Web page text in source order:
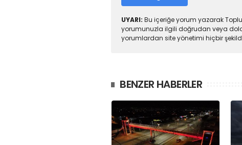
UYARI: Bu içeriğe yorum yazarak
yorumunuzla ilgili doğrudan veya
yorumlardan site yönetimi hiçbir
BENZER HABERLER